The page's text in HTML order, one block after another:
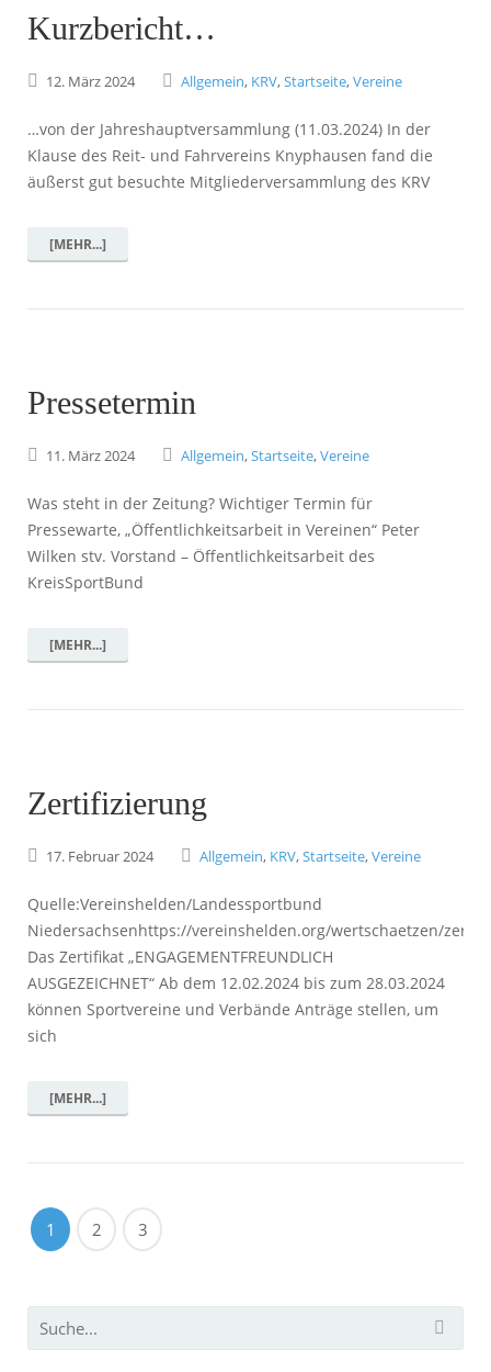
Kurzbericht…
12. März2024 Allgemein, KRV,Startseite,Vereine
…von der Jahreshauptversammlung (11.03.2024) In der
Klause des Reit- und Fahrvereins Knyphausen fand die
äußerst gut besuchte Mitgliederversammlung des KRV
[MEHR...]
Pressetermin
11. März2024 Allgemein,Startseite,Vereine
Was steht in der Zeitung? Wichtiger Termin für
Pressewarte, „Öffentlichkeitsarbeit in Vereinen“ Peter
Wilken stv. Vorstand – Öffentlichkeitsarbeit des
KreisSportBund
[MEHR...]
Zertifizierung
17. Februar2024 Allgemein, KRV,Startseite,Vereine
Quelle:Vereinshelden/Landessportbund
Niedersachsenhttps://vereinshelden.org/wertschaetzen/
Das Zertifikat „ENGAGEMENTFREUNDLICH
AUSGEZEICHNET“ Ab dem 12.02.2024 bis zum 28.03.2024
können Sportvereine und Verbände Anträge stellen, um
sich
[MEHR...]
1 2 3